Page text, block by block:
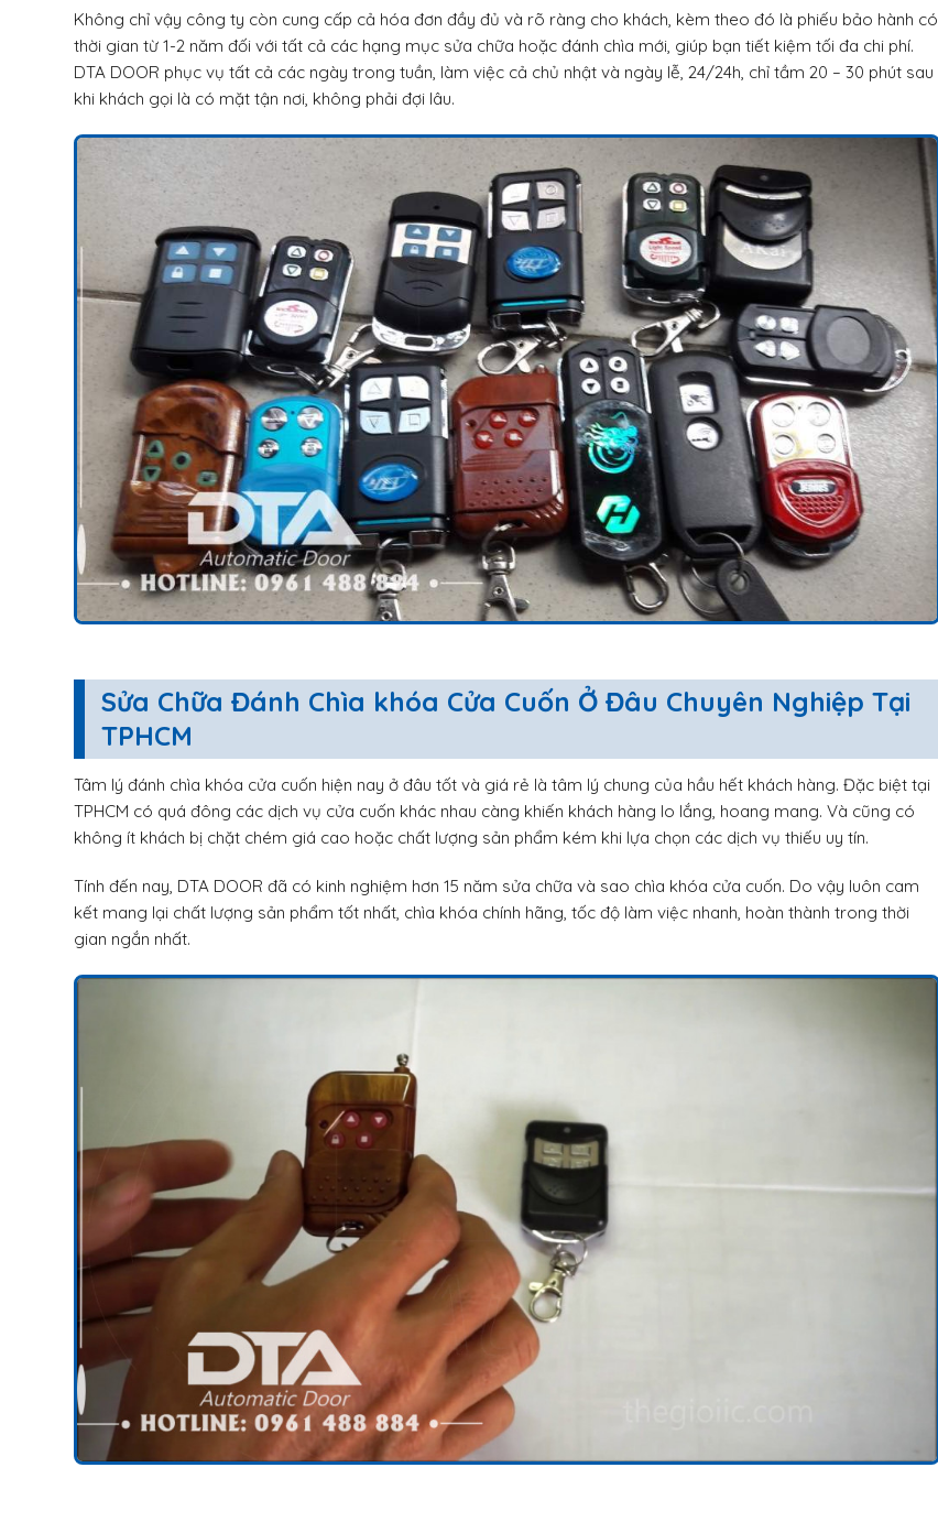
Không chỉ vậy công ty còn cung cấp cả hóa đơn đầy đủ và rõ ràng cho khách, kèm theo đó là phiếu bảo hành có
thời gian từ 1-2 năm đối với tất cả các hạng mục sửa chữa hoặc đánh chìa mới, giúp bạn tiết kiệm tối đa chi phí.
DTA DOOR phục vụ tất cả các ngày trong tuần, làm việc cả chủ nhật và ngày lễ, 24/24h, chỉ tầm 20 – 30 phút sau
khi khách gọi là có mặt tận nơi, không phải đợi lâu.
Sửa Chữa Đánh Chìa khóa Cửa Cuốn Ở Đâu Chuyên Nghiệp Tại
TPHCM
Tâm lý đánh chìa khóa cửa cuốn hiện nay ở đâu tốt và giá rẻ là tâm lý chung của hầu hết khách hàng. Đặc biệt tại
TPHCM có quá đông các dịch vụ cửa cuốn khác nhau càng khiến khách hàng lo lắng, hoang mang. Và cũng có
không ít khách bị chặt chém giá cao hoặc chất lượng sản phẩm kém khi lựa chọn các dịch vụ thiếu uy tín.
Tính đến nay, DTA DOOR đã có kinh nghiệm hơn 15 năm sửa chữa và sao chìa khóa cửa cuốn. Do vậy luôn cam
kết mang lại chất lượng sản phẩm tốt nhất, chìa khóa chính hãng, tốc độ làm việc nhanh, hoàn thành trong thời
gian ngắn nhất.